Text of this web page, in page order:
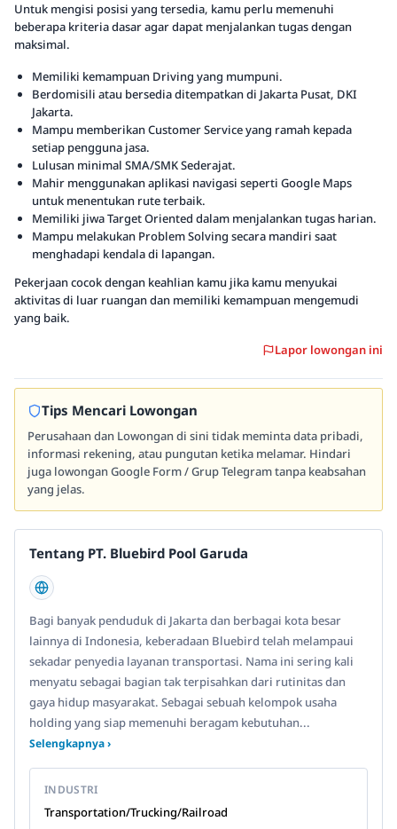
Untuk mengisi posisi yang tersedia, kamu perlu memenuhi
beberapa kriteria dasar agar dapat menjalankan tugas dengan
maksimal.
Memiliki kemampuan Driving yang mumpuni.
Berdomisili atau bersedia ditempatkan di Jakarta Pusat, DKI
Jakarta.
Mampu memberikan Customer Service yang ramah kepada
setiap pengguna jasa.
Lulusan minimal SMA/SMK Sederajat.
Mahir menggunakan aplikasi navigasi seperti Google Maps
untuk menentukan rute terbaik.
Memiliki jiwa Target Oriented dalam menjalankan tugas harian.
Mampu melakukan Problem Solving secara mandiri saat
menghadapi kendala di lapangan.
Pekerjaan cocok dengan keahlian kamu jika kamu menyukai
aktivitas di luar ruangan dan memiliki kemampuan mengemudi
yang baik.
Lapor lowongan ini
Tips Mencari Lowongan
Perusahaan dan Lowongan di sini tidak meminta data pribadi,
informasi rekening, atau pungutan ketika melamar. Hindari
juga lowongan Google Form / Grup Telegram tanpa keabsahan
yang jelas.
Tentang PT. Bluebird Pool Garuda
Bagi banyak penduduk di Jakarta dan berbagai kota besar
lainnya di Indonesia, keberadaan Bluebird telah melampaui
sekadar penyedia layanan transportasi. Nama ini sering kali
menyatu sebagai bagian tak terpisahkan dari rutinitas dan
gaya hidup masyarakat. Sebagai sebuah kelompok usaha
holding yang siap memenuhi beragam kebutuhan...
Selengkapnya ›
INDUSTRI
Transportation/Trucking/Railroad